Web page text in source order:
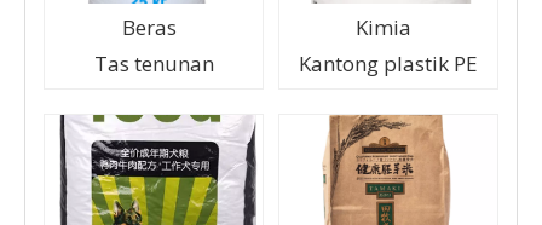
Beras
Tas tenunan
Kimia
Kantong plastik PE